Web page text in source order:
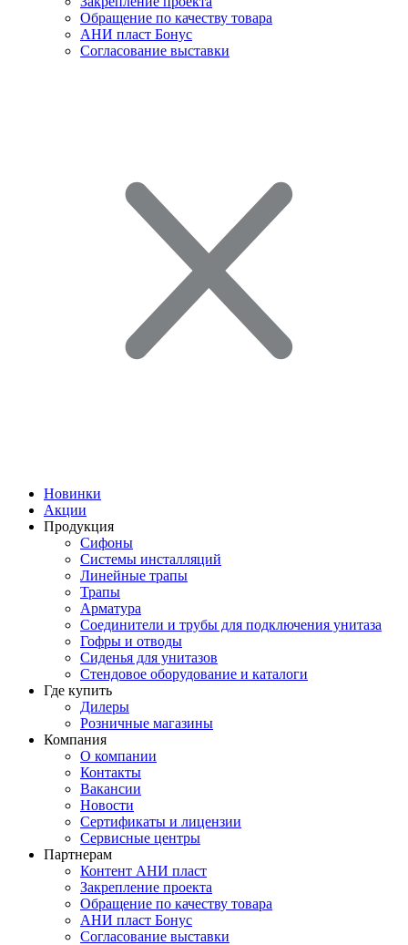
Обращение по качеству товара
АНИ пласт Бонус
Согласование выставки
Новинки
Акции
Продукция
Сифоны
Системы инсталляций
Линейные трапы
Трапы
Арматура
Соединители и трубы для подключения унитаза
Гофры и отводы
Сиденья для унитазов
Стендовое оборудование и каталоги
Где купить
Дилеры
Розничные магазины
Компания
О компании
Контакты
Вакансии
Новости
Сертификаты и лицензии
Сервисные центры
Партнерам
Контент АНИ пласт
Закрепление проекта
Обращение по качеству товара
АНИ пласт Бонус
Согласование выставки